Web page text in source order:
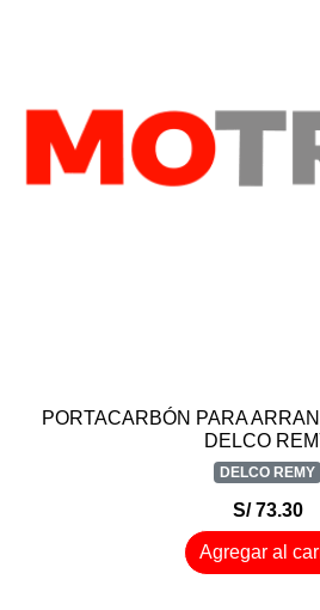
PORTACARBÓN PARA
DELCO
DELCO REMY
S/ 73.30
Agregar al